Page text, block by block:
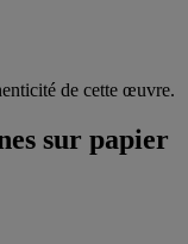
de cette œuvre.
sur papier